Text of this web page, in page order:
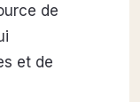
de
et de